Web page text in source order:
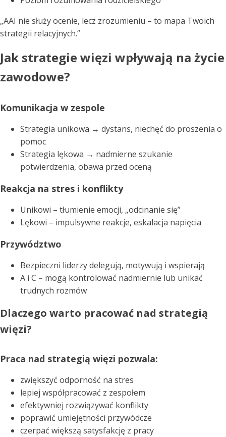
„AAI nie służy ocenie, lecz zrozumieniu – to mapa Twoich
strategii relacyjnych.”
Jak strategie więzi wpływają na życie
zawodowe?
Komunikacja w zespole
Strategia unikowa → dystans, niechęć do proszenia o
pomoc
Strategia lękowa → nadmierne szukanie
potwierdzenia, obawa przed oceną
Reakcja na stres i konflikty
Unikowi – tłumienie emocji, „odcinanie się”
Lękowi – impulsywne reakcje, eskalacja napięcia
Przywództwo
Bezpieczni liderzy delegują, motywują i wspierają
A i C – mogą kontrolować nadmiernie lub unikać
trudnych rozmów
Dlaczego warto pracować nad strategią
więzi?
Praca nad strategią więzi pozwala:
zwiększyć odporność na stres
lepiej współpracować z zespołem
efektywniej rozwiązywać konflikty
poprawić umiejętności przywódcze
czerpać większą satysfakcję z pracy